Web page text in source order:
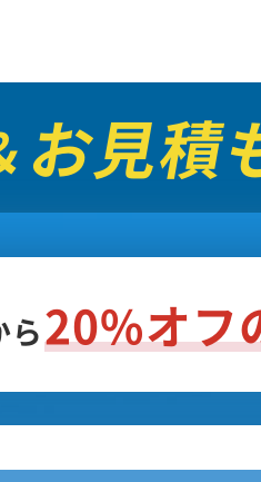
お見積
20%オフ